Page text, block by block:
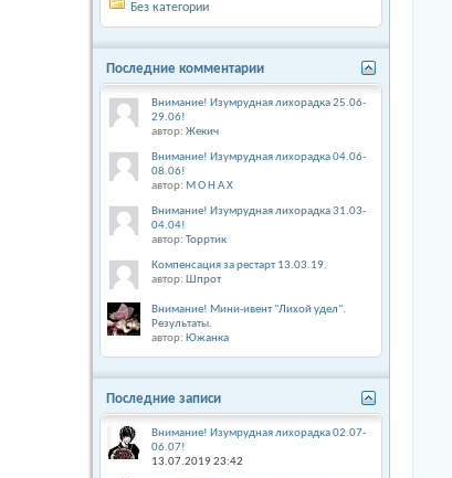
Без категории
Последние комментарии
Внимание! Изумрудная лихорадка 25.06-
29.06!
автор: Жекич
Внимание! Изумрудная лихорадка 04.06-
08.06!
автор: М О Н А Х
Внимание! Изумрудная лихорадка 31.03-
04.04!
автор: Торртик
Компенсация за рестарт 13.03.19.
автор: Шпрот
Внимание! Мини-ивент "Лихой удел".
Результаты.
автор: Южанка
Последние записи
Внимание! Изумрудная лихорадка 02.07-
06.07!
13.07.201923:42